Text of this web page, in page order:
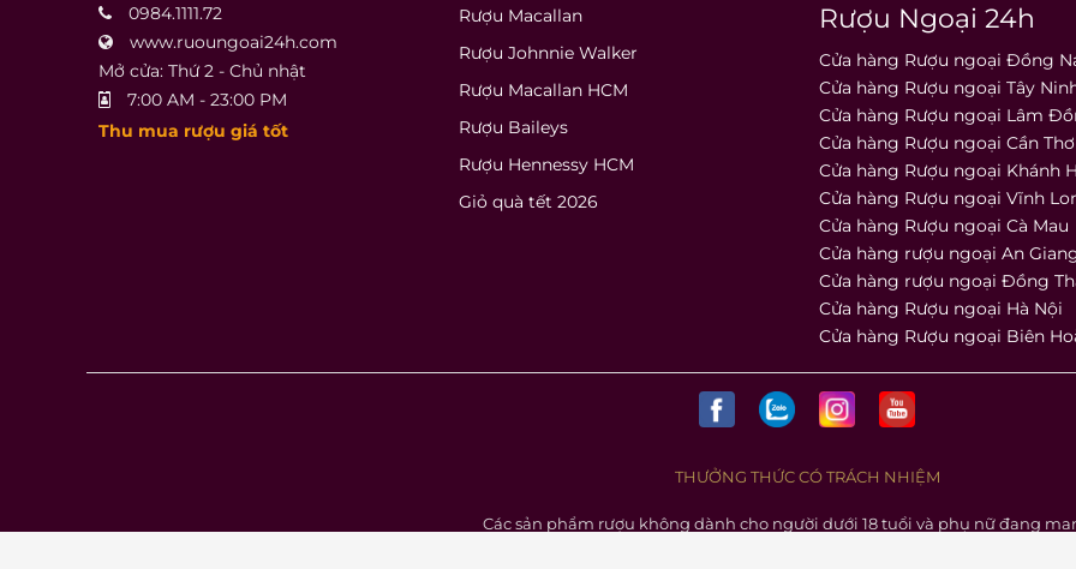
0984.1111.72
www.ruoungoai24h.com
Mở cửa: Thứ 2 - Chủ nhật
7:00 AM - 23:00 PM
Thu mua rượu giá tốt
Rượu Macallan
Rượu Johnnie Walker
Rượu Macallan HCM
Rượu Baileys
Rượu Hennessy HCM
Giỏ quà tết 2026
Rượu Ngoại 24h
Cửa hàng Rượu ngoại Đồng
Cửa hàng Rượu ngoại Tây
Cửa hàng Rượu ngoại Lâm
Cửa hàng Rượu ngoại Cần Thơ
Cửa hàng Rượu ngoại Khánh
Cửa hàng Rượu ngoại Vĩnh
Cửa hàng Rượu ngoại Cà Mau
Cửa hàng rượu ngoại An
Cửa hàng rượu ngoại Đồng
Cửa hàng Rượu ngoại Hà Nội
Cửa hàng Rượu ngoại Biên
THƯỞNG THỨC CÓ TRÁCH NHIỆM
Các sản phẩm rượu không dành cho người dưới 18 tuổi và phụ nữ đang